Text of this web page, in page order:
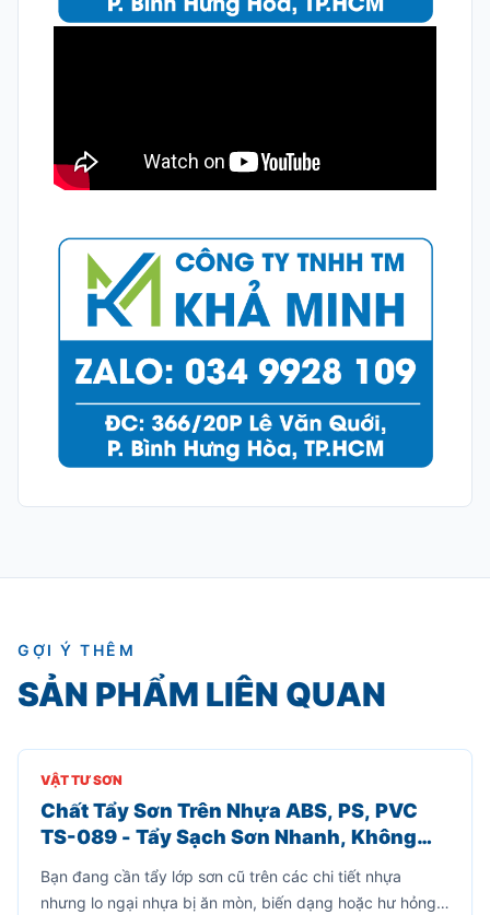
GỢI Ý THÊM
SẢN PHẨM LIÊN QUAN
VẬT TƯ SƠN
Chất Tẩy Sơn Trên Nhựa ABS, PS, PVC
TS-089 - Tẩy Sạch Sơn Nhanh, Không
Bạn đang cần tẩy lớp sơn cũ trên các chi tiết nhựa
nhưng lo ngại nhựa bị ăn mòn, biến dạng hoặc hư hỏng?